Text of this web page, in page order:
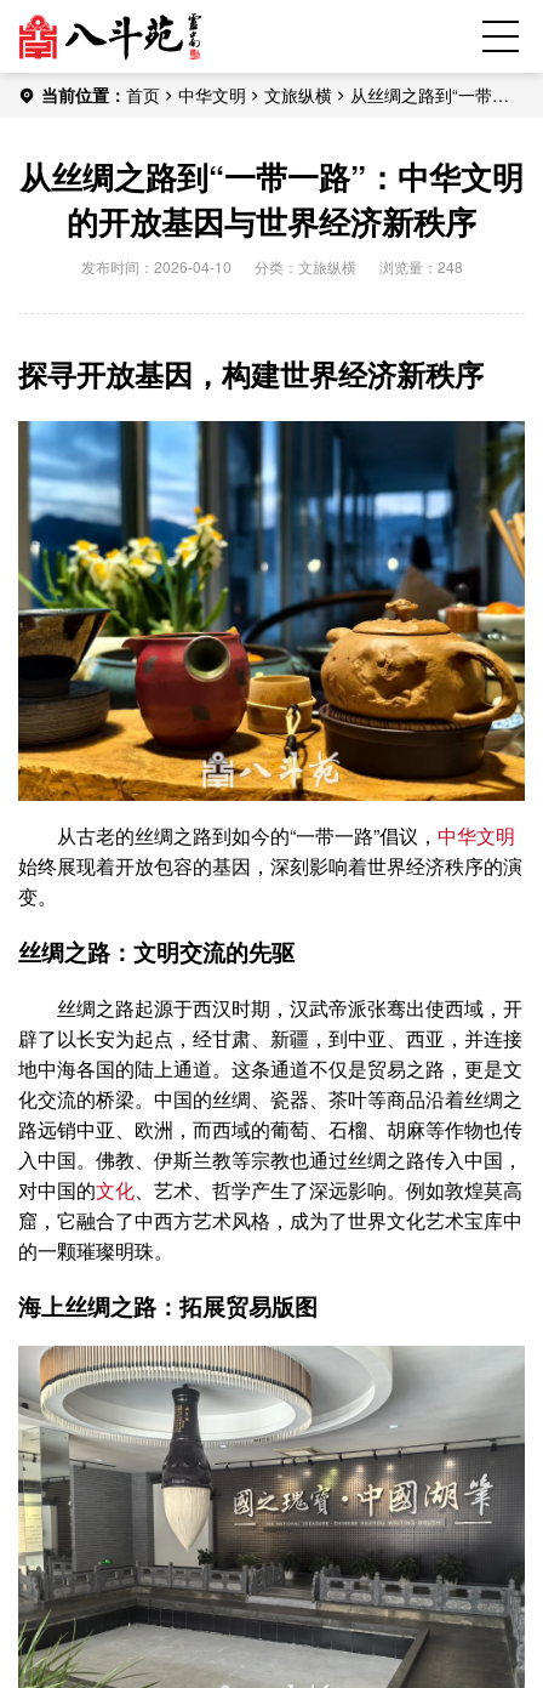
当前位置： 首页 中华文明 文旅纵横
从丝绸之路到“一带一
从丝绸之路到“一带一路”：中华文明
的开放基因与世界经济新秩序
发布时间：2026-04-10 分类： 文旅纵横 浏览量：248
探寻开放基因，构建世界经济新秩序
从古老的丝绸之路到如今的“一带一路”倡议， 中华文明
始终展现着开放包容的基因，深刻影响着世界经济秩序的演
变。
丝绸之路：文明交流的先驱
丝绸之路起源于西汉时期，汉武帝派张骞出使西域，开
辟了以长安为起点，经甘肃、新疆，到中亚、西亚，并连接
地中海各国的陆上通道。这条通道不仅是贸易之路，更是文
化交流的桥梁。中国的丝绸、瓷器、茶叶等商品沿着丝绸之
路远销中亚、欧洲，而西域的葡萄、石榴、胡麻等作物也传
入中国。佛教、伊斯兰教等宗教也通过丝绸之路传入中国，
对中国的文化、艺术、哲学产生了深远影响。例如敦煌莫高
窟，它融合了中西方艺术风格，成为了世界文化艺术宝库中
的一颗璀璨明珠。
海上丝绸之路：拓展贸易版图